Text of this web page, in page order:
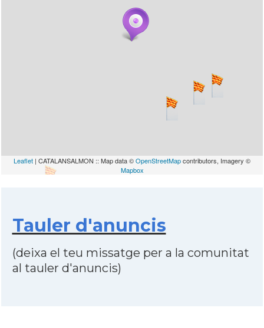
Leaflet | CATALANSALMON :: Map data ©OpenStreetMapcontributors, Imagery ©
Mapbox
Tauler d'anuncis
(deixa el teu missatge per a la comunitat
al tauler d'anuncis)